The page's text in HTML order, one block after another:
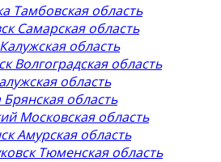
Тамбовская область
Самарская область
область
Волгоградская область
область
область
Московская область
Амурская область
Тюменская область